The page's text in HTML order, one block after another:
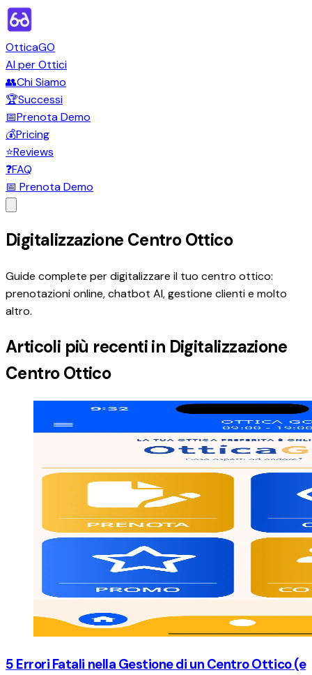
OtticaGO
AI per Ottici
👥Chi Siamo
🏆Successi
📅Prenota Demo
💰Pricing
⭐Reviews
❓FAQ
📅 Prenota Demo
Digitalizzazione Centro Ottico
Guide complete per digitalizzare il tuo centro ottico:
prenotazioni online, chatbot AI, gestione clienti e molto
altro.
Articoli più recenti in Digitalizzazione
Centro Ottico
5 Errori Fatali nella Gestione di un Centro Ottico (e